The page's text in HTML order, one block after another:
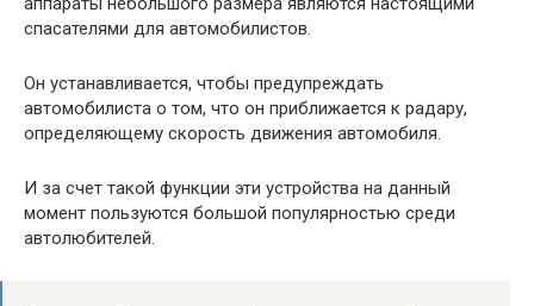
спасателями для автомобилистов.
Он устанавливается, чтобы предупреждать
автомобилиста о том, что он приближается к радару,
определяющему скорость движения автомобиля.
И за счет такой функции эти устройства на данный
момент пользуются большой популярностью среди
автолюбителей.